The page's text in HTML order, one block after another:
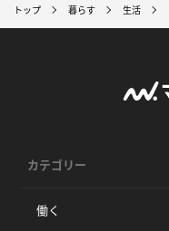
トップ 暮らす 生活
カテゴリー
働く